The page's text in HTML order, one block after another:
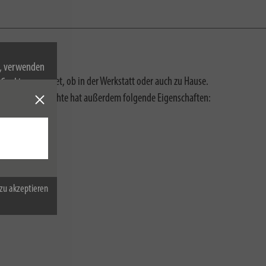
verwenden
zu.
akzeptieren
geeignet, ob in der Werkstatt oder auch zu Hause.
hat außerdem folgende Eigenschaften: